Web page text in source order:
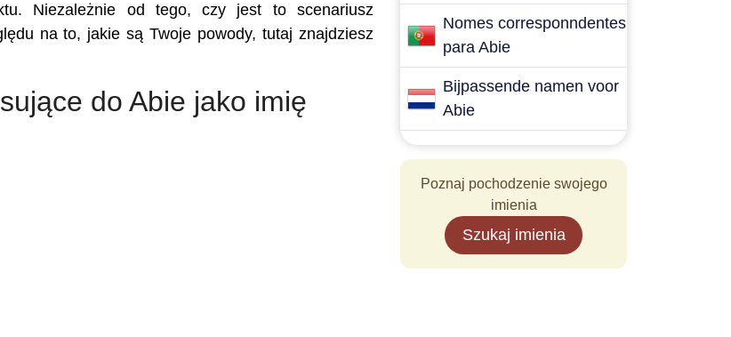
Niezależnie od tego, czy jest to scenariusz
na to, jakie są Twoje powody, tutaj znajdziesz
do Abie jako imię
Nomes corresponndentes
para Abie
Bijpassende namen voor
Abie
Poznaj pochodzenie swojego
imienia
Szukaj imienia